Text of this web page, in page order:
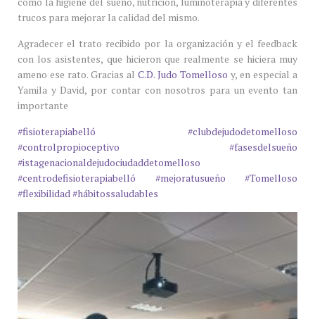
trucos para mejorar la calidad del mismo.
Agradecer el trato recibido por la organización y el feedback
con los asistentes, que hicieron que realmente se hiciera muy
ameno ese rato. Gracias al C.D. Judo Tomelloso y, en especial a
Yamila y David, por contar con nosotros para un evento tan
importante
#fisioterapiabelló
#clubdejudodetomelloso
#controlpropioceptivo
#fasesdelsueño
#istagenacionaldejudociudaddetomelloso
#centrodefisioterapiabelló
#mejoratusueño
#Tomelloso
#flexibilidad#hábitossaludables